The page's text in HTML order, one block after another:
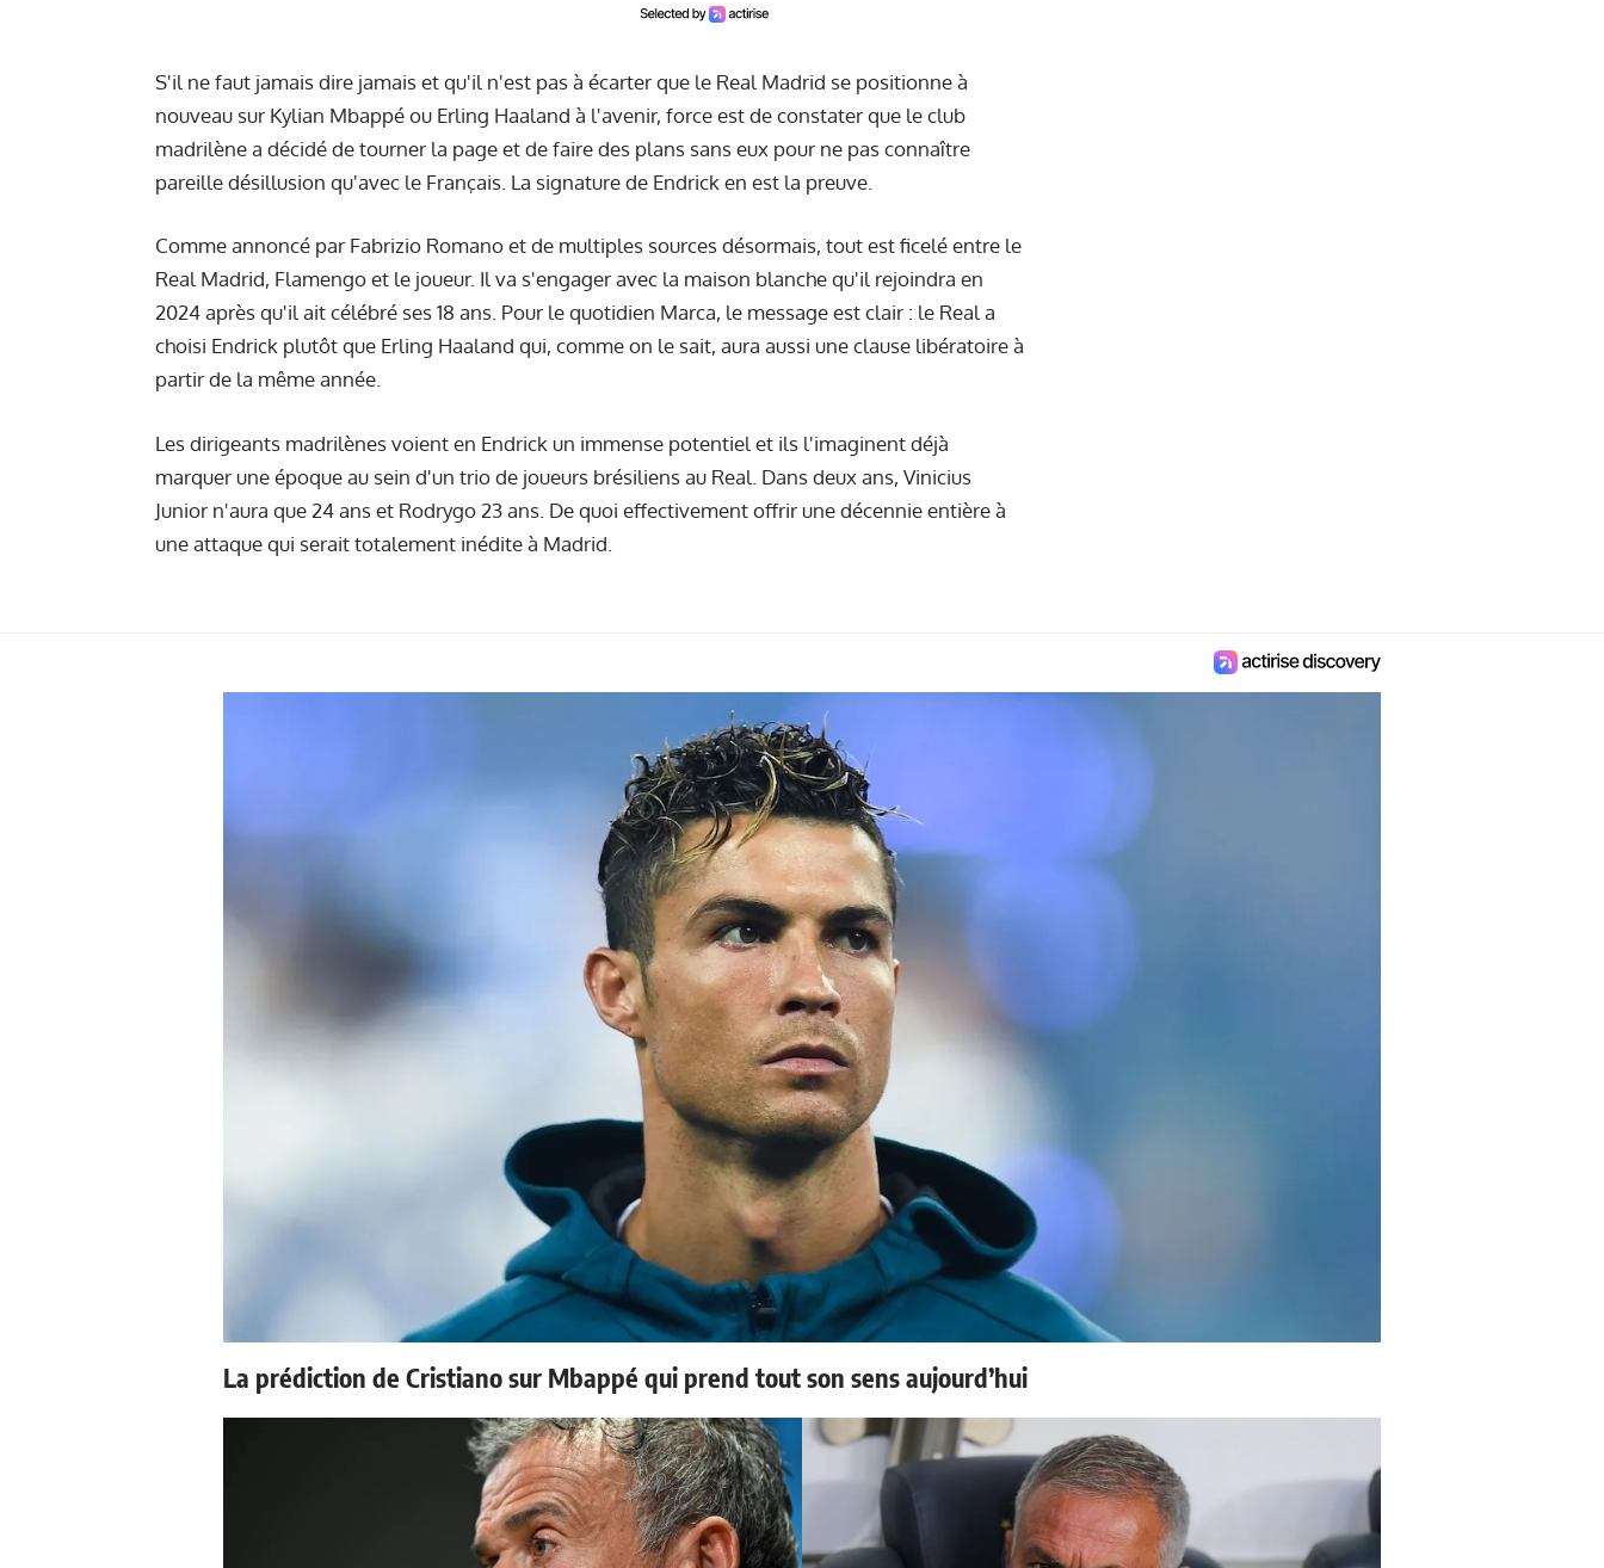
S'il ne faut jamais dire jamais et qu'il n'est pas à écarter que le Real Madrid se positionne à
nouveau sur Kylian Mbappé ou Erling Haaland à l'avenir, force est de constater que le club
madrilène a décidé de tourner la page et de faire des plans sans eux pour ne pas connaître
pareille désillusion qu'avec le Français. La signature de Endrick en est la preuve.
Comme annoncé par Fabrizio Romano et de multiples sources désormais, tout est ficelé entre le
Real Madrid, Flamengo et le joueur. Il va s'engager avec la maison blanche qu'il rejoindra en
2024 après qu'il ait célébré ses 18 ans. Pour le quotidien Marca, le message est clair : le Real a
choisi Endrick plutôt que Erling Haaland qui, comme on le sait, aura aussi une clause libératoire à
partir de la même année.
Les dirigeants madrilènes voient en Endrick un immense potentiel et ils l'imaginent déjà
marquer une époque au sein d'un trio de joueurs brésiliens au Real. Dans deux ans, Vinicius
Junior n'aura que 24 ans et Rodrygo 23 ans. De quoi effectivement offrir une décennie entière à
une attaque qui serait totalement inédite à Madrid.
La prédiction de Cristiano sur Mbappé qui prend tout son sens aujourd’hui